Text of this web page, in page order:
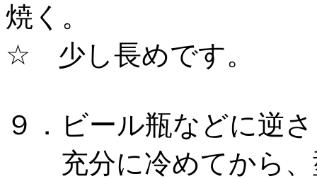
焼く。
☆ 少し長めです。
９．ビール瓶などに逆
充分に冷めてから、